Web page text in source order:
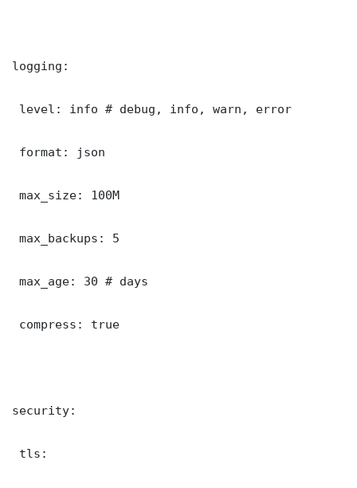
logging:
level: info # debug, info, warn, error
format: json
max_size: 100M
max_backups: 5
max_age: 30 # days
compress: true
security:
tls: